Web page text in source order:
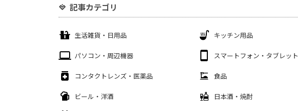
記事カテゴリ
生活雑貨・日用品 キッチン用品
パソコン・周辺機器 スマートフォン・タブレット
コンタクトレンズ・医薬品 食品
ビール・洋酒 日本酒・焼酎